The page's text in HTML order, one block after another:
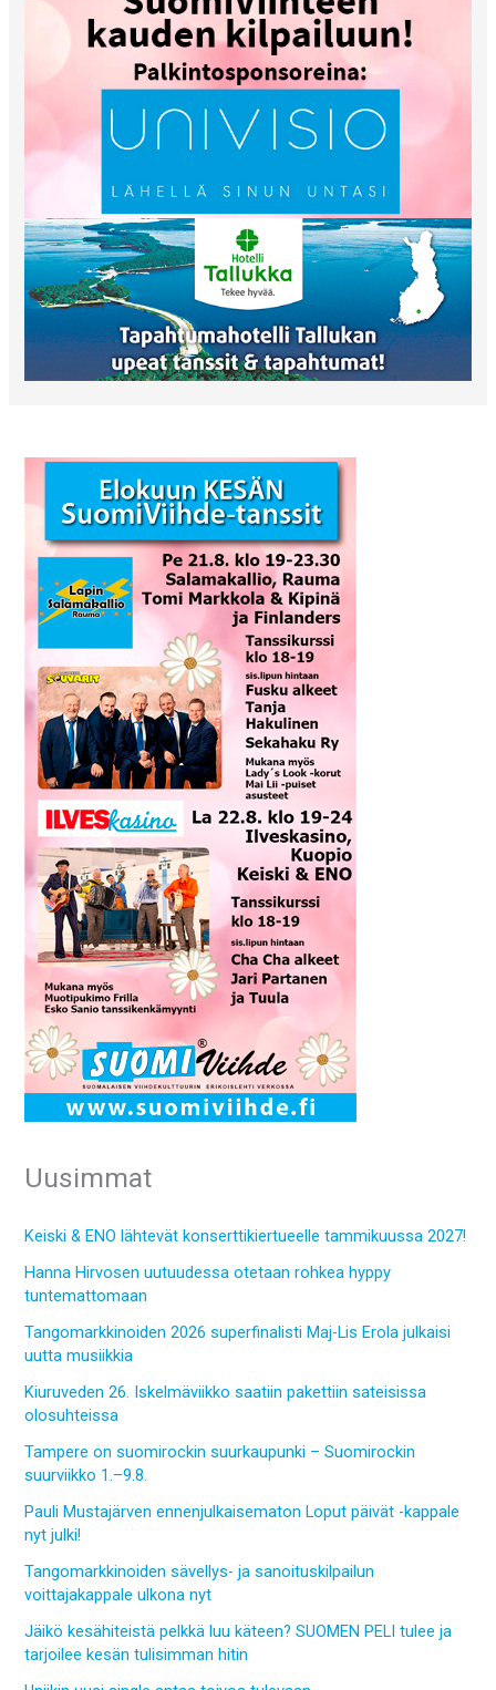
Uusimmat
Keiski & ENO lähtevät konserttikiertueelle tammikuussa 2027!
Hanna Hirvosen uutuudessa otetaan rohkea hyppy
tuntemattomaan
Tangomarkkinoiden 2026 superfinalisti Maj-Lis Erola julkaisi
uutta musiikkia
Kiuruveden 26. Iskelmäviikko saatiin pakettiin sateisissa
olosuhteissa
Tampere on suomirockin suurkaupunki – Suomirockin
suurviikko 1.–9.8.
Pauli Mustajärven ennenjulkaisematon Loput päivät -kappale
nyt julki!
Tangomarkkinoiden sävellys- ja sanoituskilpailun
voittajakappale ulkona nyt
Jäikö kesähiteistä pelkkä luu käteen? SUOMEN PELI tulee ja
tarjoilee kesän tulisimman hitin